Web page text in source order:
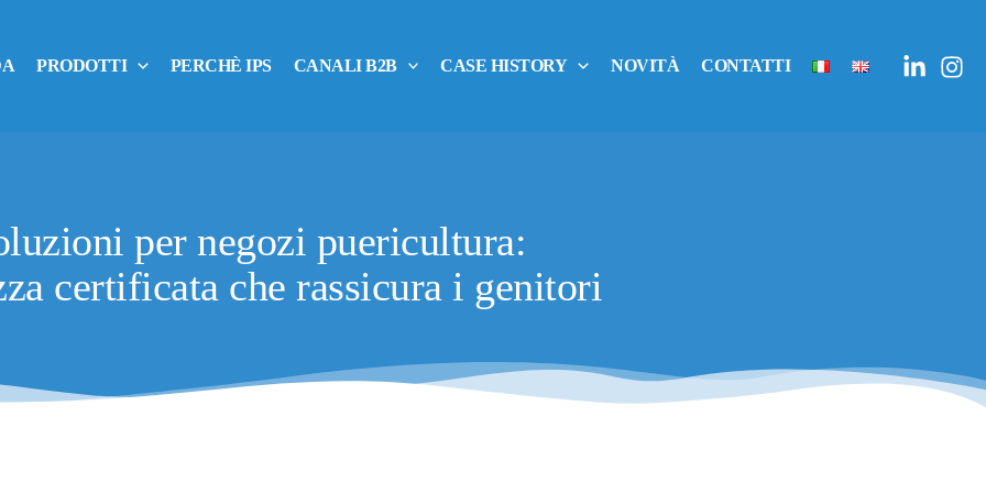
PRODOTTI PERCHÈ IPS CANALI B2B CASE HISTORY NOVITÀ CONTATTI
per negozi puericultura:
certificata che rassicura i genitori